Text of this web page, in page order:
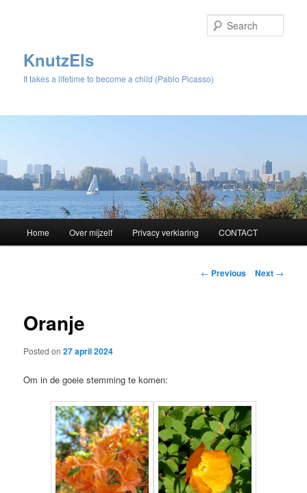
KnutzEls
It takes a lifetime to become a child (Pablo Picasso)
Skip
content
Home Over mijzelf Privacy verklaring CONTACT
Post
← Previous Next →
Oranje
Posted on27 april 2024
Om in de goeie stemming te komen: